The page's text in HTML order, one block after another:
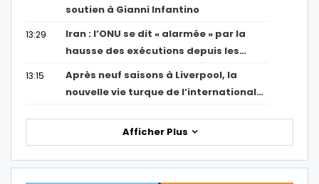
soutien à Gianni Infantino
13:29
Iran : l’ONU se dit « alarmée » par la
hausse des exécutions depuis les…
13:15
Après neuf saisons à Liverpool, la
nouvelle vie turque de l’international…
Afficher Plus